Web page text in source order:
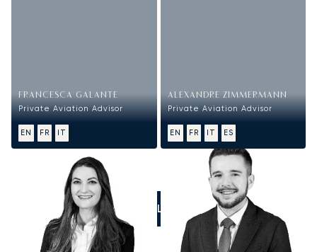
FRANCESCA GALANTE
Private Aviation Advisor
EN FR IT
ALEXANDRE ZIMMERMANN
Private Aviation Advisor
EN FR IT ES
CALL US